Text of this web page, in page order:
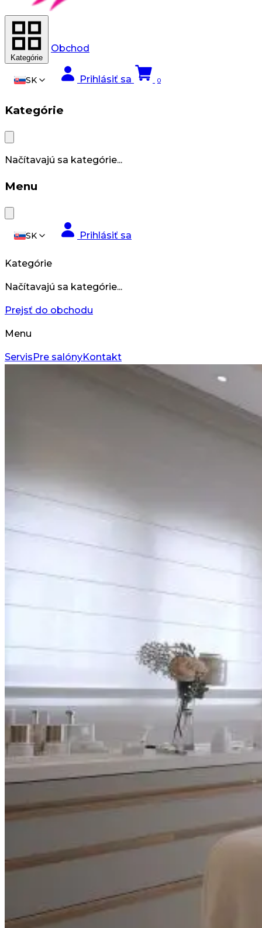
Kategórie
Obchod
SK Prihlásiť sa 0
Kategórie
Načítavajú sa kategórie...
Menu
SK Prihlásiť sa
Kategórie
Načítavajú sa kategórie...
Prejsť do obchodu
Menu
Servis Pre salónyKontakt